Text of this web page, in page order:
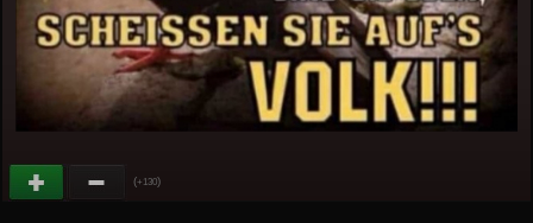
(+130)